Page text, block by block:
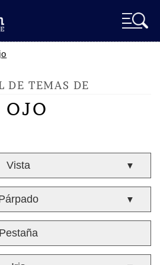
DE TEMAS DE
OJO
Vista ▼
▼
Pestaña